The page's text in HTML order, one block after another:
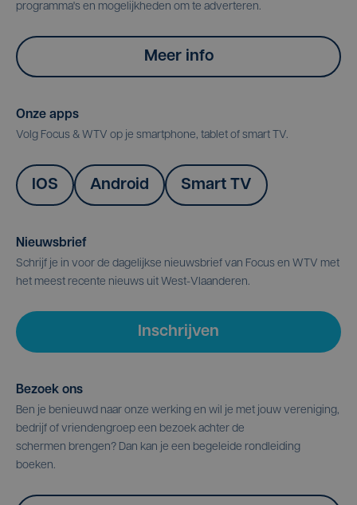
programma's en mogelijkheden om te adverteren.
Meer info
Onze apps
Volg Focus & WTV op je smartphone, tablet of smart TV.
IOS Android Smart TV
Nieuwsbrief
Schrijf je in voor de dagelijkse nieuwsbrief van Focus en WTV met
het meest recente nieuws uit West-Vlaanderen.
Inschrijven
Bezoek ons
Ben je benieuwd naar onze werking en wil je met jouw vereniging,
bedrijf of vriendengroep een bezoek achter de
schermen brengen? Dan kan je een begeleide rondleiding
boeken.